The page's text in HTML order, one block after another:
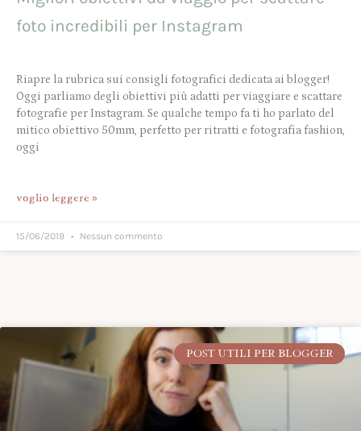
foto incredibili per Instagram
Riapre la rubrica sui consigli fotografici dedicata ai blogger!
Oggi parliamo degli obiettivi più adatti per viaggiare e scattare
fotografie per Instagram. Se qualche tempo fa ti ho parlato del
mitico obiettivo 50mm, perfetto per ritratti e fotografia fashion,
oggi
voglio leggere »
15/06/2019 Nessun commento
POST UTILI PER BLOGGER